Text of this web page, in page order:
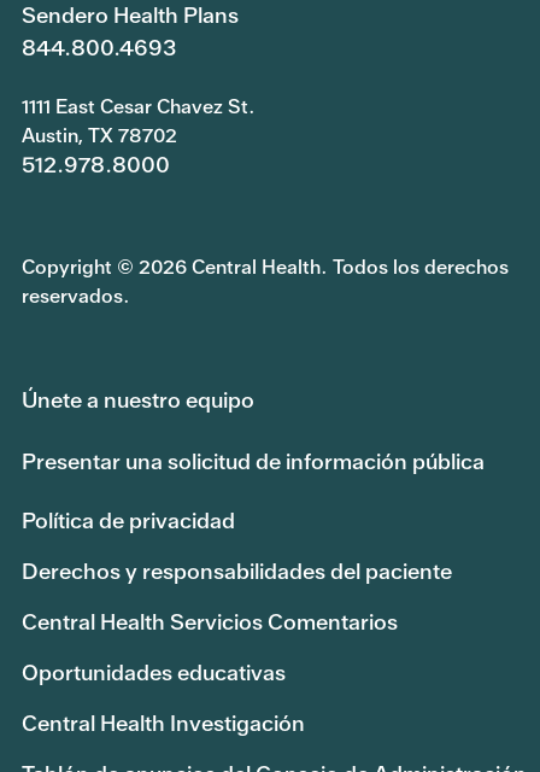
Sendero Health Plans
844.800.4693
1111 East Cesar Chavez St.
Austin, TX 78702
512.978.8000
Copyright © 2026 Central Health. Todos los derechos
reservados.
Únete a nuestro equipo
Presentar una solicitud de información pública
Política de privacidad
Derechos y responsabilidades del paciente
Central Health Servicios Comentarios
Oportunidades educativas
Central Health Investigación